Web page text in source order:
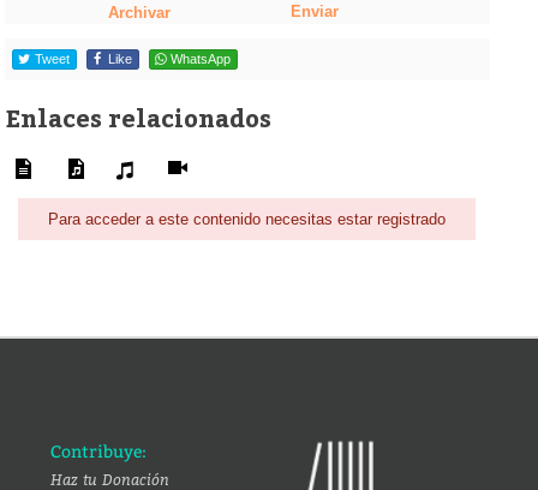
Archivar Enviar
Tweet Like WhatsApp
Enlaces relacionados
Para acceder a este contenido necesitas estar registrado
Contribuye:
Haz tu Donación